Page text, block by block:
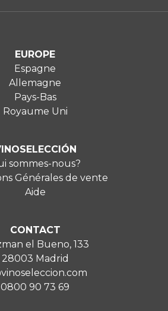
EUROPE
Espagne
Allemagne
Pays-Bas
Royaume Uni
sommes-nous?
Générales de vente
Aide
CONTACT
el Bueno, 133
28003 Madrid
0800 90 73 69